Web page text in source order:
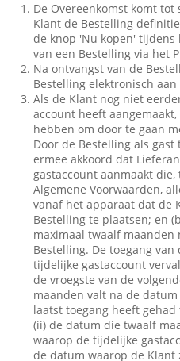
De Overeenkomst komt
Klant de Bestelling
de knop 'Nu kopen'
van een Bestelling via het
Na ontvangst van de
Bestelling elektronisch
Als de Klant nog niet
account heeft
hebben om door te gaan
Door de Bestelling als
ermee akkoord dat
gastaccount aanmaakt
Algemene Voorwaarden,
vanaf het apparaat dat de
Bestelling te plaatsen; en
maximaal twaalf maanden
Bestelling. De toegang
tijdelijke gastaccount
de vroegste van de
maanden valt na de
laatst toegang heeft
(ii) de datum die twaalf
waarop de tijdelijke
de datum waarop de